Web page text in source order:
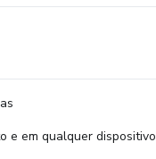
e em qualquer dispositivo